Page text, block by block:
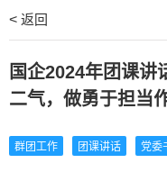
< 返回
国企2024年团课讲
二气，做勇于担当
群团工作 团课讲话 党委